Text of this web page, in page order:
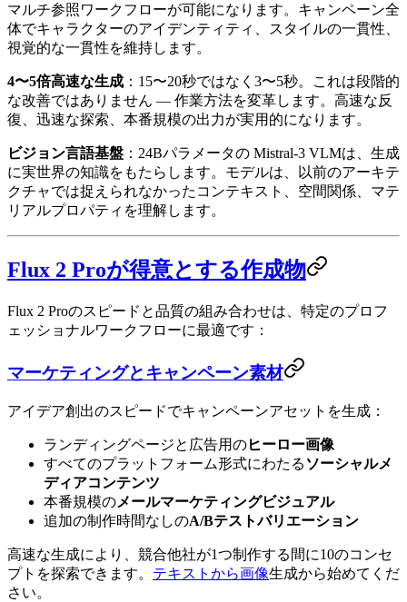
マルチ参照ワークフローが可能になります。キャンペーン全
体でキャラクターのアイデンティティ、スタイルの一貫性、
視覚的な一貫性を維持します。
4〜5倍高速な生成 ：15〜20秒ではなく3〜5秒。これは段階的
な改善ではありません — 作業方法を変革します。高速な反
復、迅速な探索、本番規模の出力が実用的になります。
ビジョン言語基盤 ：24Bパラメータの Mistral-3 VLMは、生成
に実世界の知識をもたらします。モデルは、以前のアーキテ
クチャでは捉えられなかったコンテキスト、空間関係、マテ
リアルプロパティを理解します。
Flux 2 Proが得意とする作成物
Flux 2 Proのスピードと品質の組み合わせは、特定のプロフ
ェッショナルワークフローに最適です：
マーケティングとキャンペーン素材
アイデア創出のスピードでキャンペーンアセットを生成：
ランディングページと広告用のヒーロー画像
すべてのプラットフォーム形式にわたる ソーシャルメ
ディアコンテンツ
本番規模のメールマーケティングビジュアル
追加の制作時間なしのA/Bテストバリエーション
高速な生成により、競合他社が1つ制作する間に10のコンセ
プトを探索できます。 テキストから画像生成から始めてくだ
さい。